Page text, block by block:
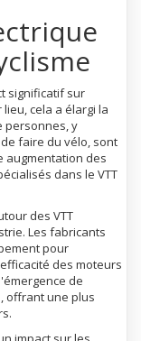
significatif sur
cela a élargi la
personnes, y
faire du vélo, sont
augmentation des
dans le VTT
des VTT
Les fabricants
pour
des moteurs
de
offrant une plus